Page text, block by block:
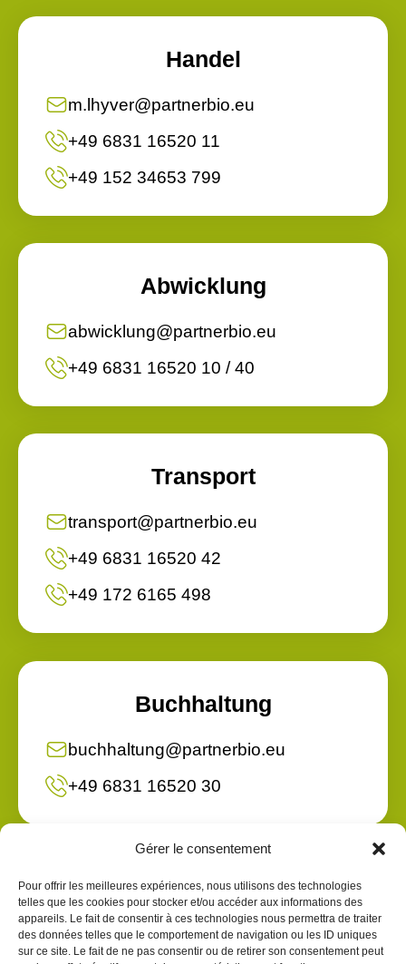
Gérer le consentement
Pour offrir les meilleures expériences, nous utilisons des technologies
telles que les cookies pour stocker et/ou accéder aux informations des
appareils. Le fait de consentir à ces technologies nous permettra de traiter
des données telles que le comportement de navigation ou les ID uniques
sur ce site. Le fait de ne pas consentir ou de retirer son consentement peut
Handel
m.lhyver@partnerbio.eu
+49 6831 16520 11
+49 152 34653 799
Abwicklung
abwicklung@partnerbio.eu
+49 6831 16520 10 / 40
Transport
transport@partnerbio.eu
+49 6831 16520 42
+49 172 6165 498
Buchhaltung
buchhaltung@partnerbio.eu
+49 6831 16520 30
Qualität
quality@partnerbio.eu